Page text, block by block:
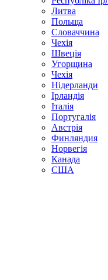
Литва
Польща
Словаччина
Чехія
Швецiя
Угорщина
Чехія
Нідерланди
Iрландія
Iталiя
Португалія
Австрія
Финляндия
Норвегія
Канада
США